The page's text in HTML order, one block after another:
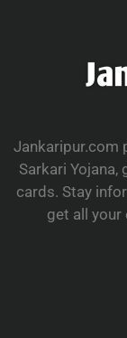
Jankaripur.com
Sarkari
cards. Stay
get all your